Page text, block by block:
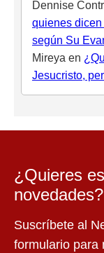
Dennise
quienes dicen
según Su
Mireya en
Jesucristo,
¿Quieres
novedades?
Suscríbete al
formulario para